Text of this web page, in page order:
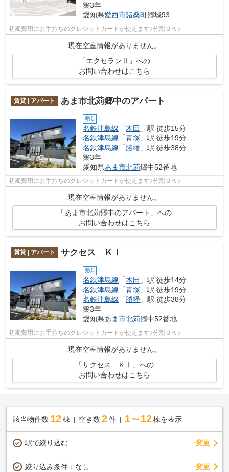
築3年
愛知県愛西市諸桑町郷城93
初期費用にお手持ちのクレジットカードが使えます♪分割ＯＫ♪
現在空室情報がありません。
「エクセランⅡ」への
お問い合わせはこちら
賃貸 | アパート あま市北苅郷中のアパート
敷0
名鉄津島線 「木田 」駅 徒歩15分
名鉄津島線 「青塚 」駅 徒歩19分
名鉄津島線 「勝幡 」駅 徒歩38分
築3年
愛知県あま市北苅郷中52番地
初期費用にお手持ちのクレジットカードが使えます♪分割ＯＫ♪
現在空室情報がありません。
「あま市北苅郷中のアパート」への
お問い合わせはこちら
賃貸 | アパート サクセス ＫⅠ
敷0
名鉄津島線 「木田 」駅 徒歩14分
名鉄津島線 「青塚 」駅 徒歩19分
名鉄津島線 「 勝幡 」駅 徒歩38分
築3年
愛知県あま市北苅郷中52番地
初期費用にお手持ちのクレジットカードが使えます♪分割ＯＫ♪
現在空室情報がありません。
「サクセス ＫⅠ」への
お問い合わせはこちら
該当物件数 12棟 空き数 2 件 1～12 棟を表示
駅で絞り込む 変更
絞り込み条件： なし 変更